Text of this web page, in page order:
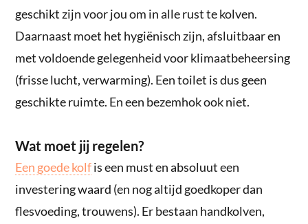
geschikt zijn voor jou om in alle rust te kolven.
Daarnaast moet het hygiënisch zijn, afsluitbaar en
met voldoende gelegenheid voor klimaatbeheersing
(frisse lucht, verwarming). Een toilet is dus geen
geschikte ruimte. En een bezemhok ook niet.
Wat moet jij regelen?
Een goede kolfis een must en absoluut een
investering waard (en nog altijd goedkoper dan
flesvoeding, trouwens). Er bestaan handkolven,